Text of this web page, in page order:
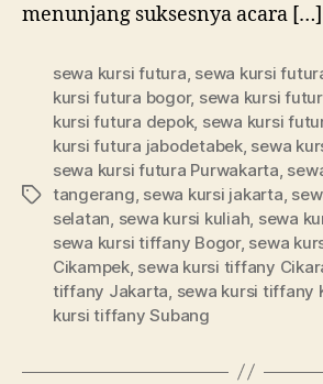
menunjang suksesnya acara […]
Tag
sewa kursi futura sewa kursi
kursi futura bogor, sewa kursi
kursi futura depok, sewa kursi
kursi futura jabodetabek, sewa
sewa kursi futura Purwakarta
tangerang sewa kursi jakarta
selatan sewa kursi kuliah sewa
sewa kursi tiffany Bogor, sewa
Cikampek, sewa kursi tiffany
tiffany Jakarta sewa kursi tiffany
kursi tiffany Subang